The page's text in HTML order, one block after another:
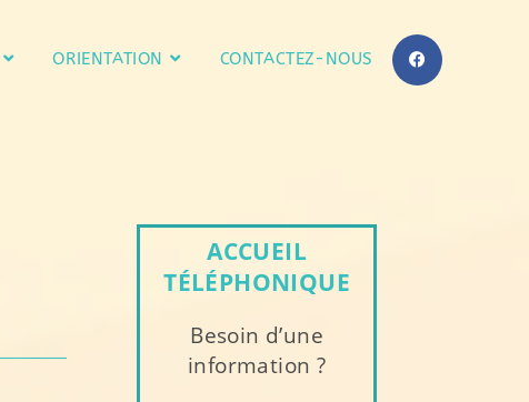
ORIENTATION CONTACTEZ-NOUS
ACCUEIL
TÉLÉPHONIQUE
Besoin d’une
information ?